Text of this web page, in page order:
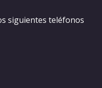
siguientes teléfonos